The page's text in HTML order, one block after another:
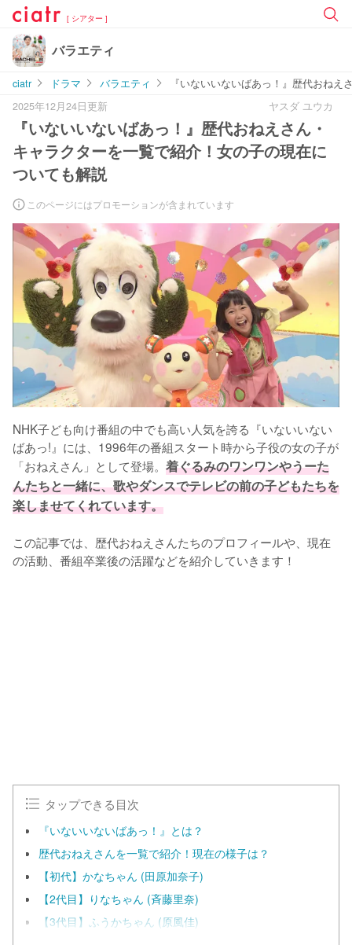
[ シアター ]
バラエティ
ciatr ドラマ バラエティ
『いないいないばあっ！』歴代おね
2025年12月24日更新
ヤスダ ユウカ
『いないいないばあっ！』歴代おねえさん・
キャラクターを一覧で紹介！女の子の現在に
ついても解説
このページにはプロモーションが含まれています
NHK子ども向け番組の中でも高い人気を誇る『いないいない
ばあっ!』には、1996年の番組スタート時から子役の女の子が
「おねえさん」として登場。 着ぐるみのワンワンやうーた
んたちと一緒に、歌やダンスでテレビの前の子どもたちを
楽しませてくれています。
この記事では、歴代おねえさんたちのプロフィールや、現在
の活動、番組卒業後の活躍などを紹介していきます！
タップできる目次
『いないいないばあっ！』とは？
歴代おねえさんを一覧で紹介！現在の様子は？
【初代】かなちゃん (田原加奈子)
【2代目】りなちゃん (斉藤里奈)
【3代目】ふうかちゃん (原風佳)